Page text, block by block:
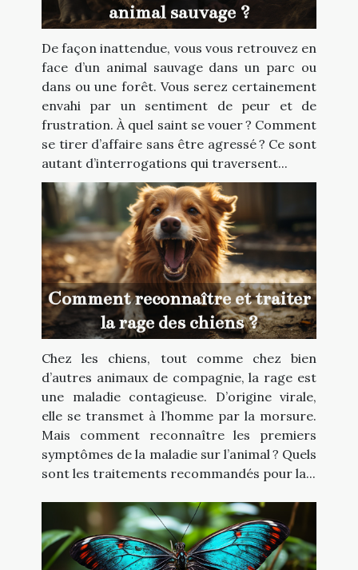
animal sauvage ?
De façon inattendue, vous vous retrouvez en
face d’un animal sauvage dans un parc ou
dans ou une forêt. Vous serez certainement
envahi par un sentiment de peur et de
frustration. À quel saint se vouer ? Comment
se tirer d’affaire sans être agressé ? Ce sont
autant d’interrogations qui traversent...
Comment reconnaître et traiter
la rage des chiens ?
Chez les chiens, tout comme chez bien
d’autres animaux de compagnie, la rage est
une maladie contagieuse. D’origine virale,
elle se transmet à l’homme par la morsure.
Mais comment reconnaître les premiers
symptômes de la maladie sur l’animal ? Quels
sont les traitements recommandés pour la...